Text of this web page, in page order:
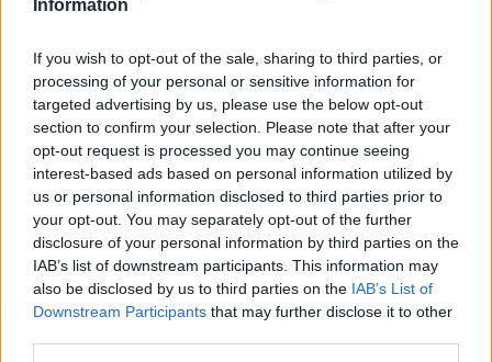
Information
If you wish to opt-out of the sale, sharing to third parties, or
processing of your personal or sensitive information for
targeted advertising by us, please use the below opt-out
section to confirm your selection. Please note that after your
opt-out request is processed you may continue seeing
interest-based ads based on personal information utilized by
us or personal information disclosed to third parties prior to
your opt-out. You may separately opt-out of the further
disclosure of your personal information by third parties on the
IAB’s list of downstream participants. This information may
also be disclosed by us to third parties on the IAB’s List of
Downstream Participants that may further disclose it to other
52η επέτειος Αποκατάστασης της Δημοκρατίας:
Τα πολιτικά «πηγαδάκια» στο Προεδρικό Μέγαρο
και οι εκλογές
24/07/2026 - 11:59μμ